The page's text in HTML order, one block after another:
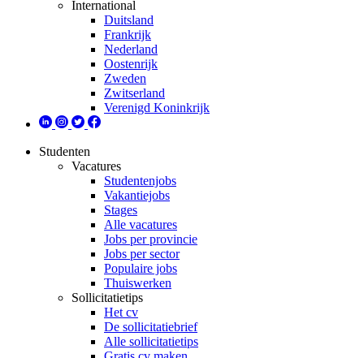
International
Duitsland
Frankrijk
Nederland
Oostenrijk
Zweden
Zwitserland
Verenigd Koninkrijk
Studenten
Vacatures
Studentenjobs
Vakantiejobs
Stages
Alle vacatures
Jobs per provincie
Jobs per sector
Populaire jobs
Thuiswerken
Sollicitatietips
Het cv
De sollicitatiebrief
Alle sollicitatietips